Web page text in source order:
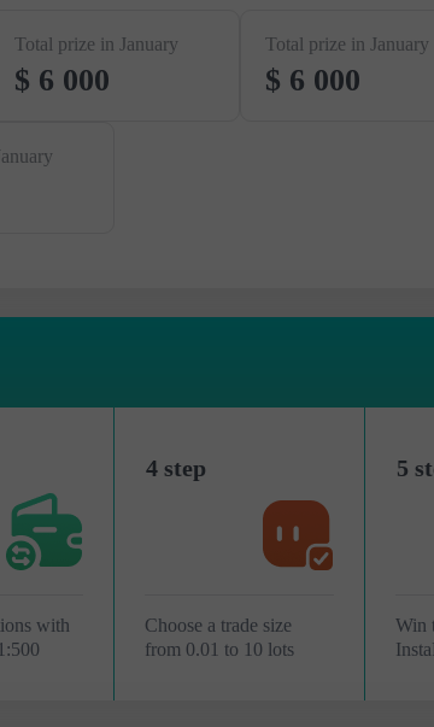
Total prize in January
$ 6 000
Total prize in January
$ 6 000
with
4 step
Choose a trade size
from 0.01 to 10 lots
5
Win